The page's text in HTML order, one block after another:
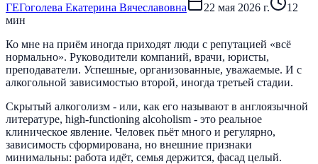
ГЕГоголева Екатерина Вячеславовна 22 мая 2026 г.
12
мин
Ко мне на приём иногда приходят люди с репутацией «всё
нормально». Руководители компаний, врачи, юристы,
преподаватели. Успешные, организованные, уважаемые. И с
алкогольной зависимостью второй, иногда третьей стадии.
Скрытый алкоголизм - или, как его называют в англоязычной
литературе, high-functioning alcoholism - это реальное
клиническое явление. Человек пьёт много и регулярно,
зависимость сформирована, но внешние признаки
минимальны: работа идёт, семья держится, фасад целый.